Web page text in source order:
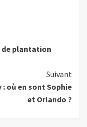
de plantation
Suivant
: où en sont Sophie
et Orlando ?